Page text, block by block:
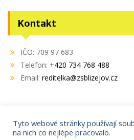
Kontakt
IČO: 709 97 683
Telefon: +420 734 768 488
Email: reditelka@zsblizejov.cz
Tyto webové stránky používají
na nich co nejlépe pracovalo.